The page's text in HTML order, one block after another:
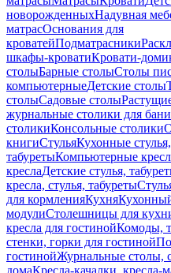
новорожденныхНадувная
матрасОснования для
кроватейПодматрасники
шкафы-кроватиКровати-
столыБарные столыСтолы
компьютерныеДетские столы
столыСадовые столы
журнальные столики для бани
столикиКонсольные столики
книгиСтульяКухонные
табуретыКомпьютерные
креслаДетские стулья,
кресла, стулья, табуреты
для кормленияКухня
модулиСтолешницы для
кресла для гостинойКомоды,
стенки, горки для гостиной
гостинойЖурнальные столы,
домаКресла-качалки, кресла-